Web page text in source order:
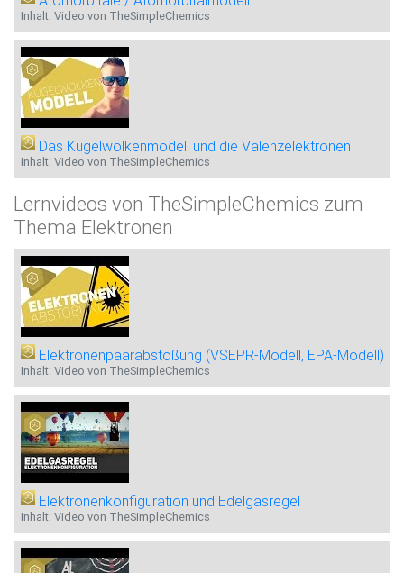
Inhalt: Video von TheSimpleChemics
Das Kugelwolkenmodell und die Valenzelektronen
Inhalt: Video von TheSimpleChemics
Lernvideos von TheSimpleChemics zum
Thema Elektronen
Elektronenpaarabstoßung (VSEPR-Modell, EPA-Modell)
Inhalt: Video von TheSimpleChemics
Elektronenkonfiguration und Edelgasregel
Inhalt: Video von TheSimpleChemics